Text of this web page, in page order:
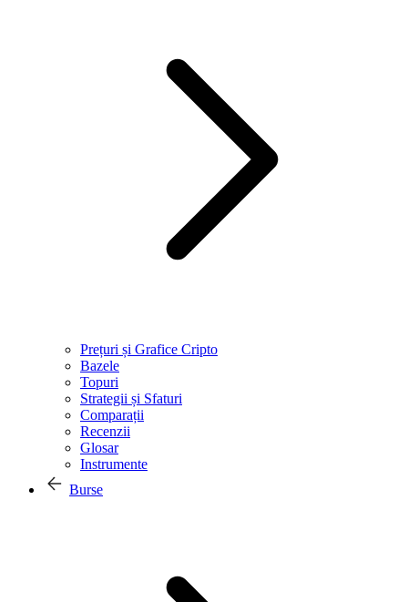
Prețuri și Grafice Cripto
Bazele
Topuri
Strategii și Sfaturi
Comparații
Recenzii
Glosar
Instrumente
Burse